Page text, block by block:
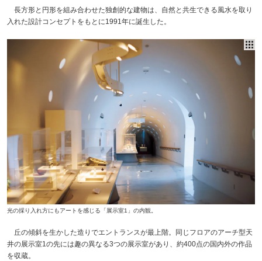
長方形と円形を組み合わせた独創的な建物は、自然と共生できる風水を取り
入れた設計コンセプトをもとに1991年に誕生した。
光の採り入れ方にもアートを感じる「展示室1」の内観。
丘の傾斜を生かした造りでエントランスが最上階。同じフロアのアーチ型天
井の展示室1の先には趣の異なる3つの展示室があり、約400点の国内外の作品
を収蔵。